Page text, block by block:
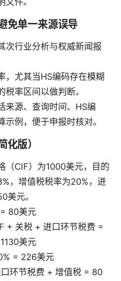
免单一来源误导
次行业分析与权威新闻报
，尤其当HS编码存在模糊
税率区间以做判断。
来源、查询时间、HS编
示例，便于申报时核对。
化版）
（CIF）为1000美元，目的
，增值税税率为20%，进
美元。
80美元
+ 关税 + 进口环节税费 =
美元
= 226美元
环节税费 + 增值税 = 80